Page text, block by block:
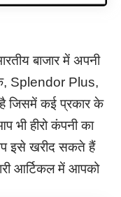
बाजार में अपनी
Splendor Plus,
है जिसमें कई प्रकार के
हीरो कंपनी का
इसे खरीद सकते हैं
आर्टिकल में आपको